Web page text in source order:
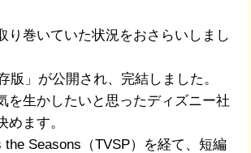
り巻いていた状況をおさらいしまし
版」が公開され、完結しました。
を生かしたいと思ったディズニー社
めます。
Seasons（TVSP）を経て、短編